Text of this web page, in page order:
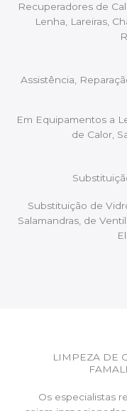
Recuperadores de
Lenha, Lareiras,
Assistência,
Em Equipamentos a
de Calor,
Substituição de
Salamandras, de
LIMPEZA DE
Os especialistas